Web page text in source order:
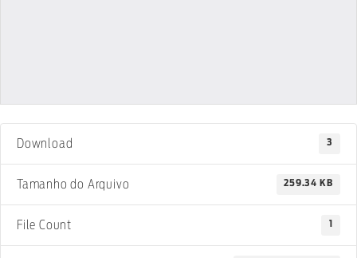
Download 3
Tamanho do Arquivo 259.34 KB
File Count 1